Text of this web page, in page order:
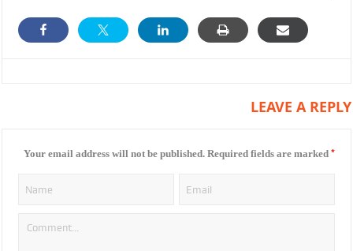
LEAVE A REPLY
Your email address will not be published. Required fields are marked *